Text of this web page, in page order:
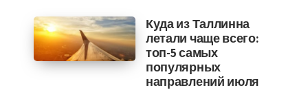
Куда из Таллинна
летали чаще всего:
топ-5 самых
популярных
направлений июля